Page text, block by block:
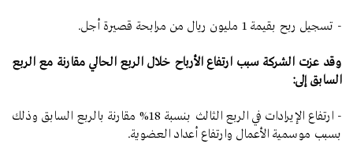
- تسجيل ربح بقيمة 1 مليون ريال من مرابحة قصيرة أجل.
وقد عزت الشركة سبب ارتفاع الأرباح خلال الربع الحالي مقارنة مع الربع
السابق إلى:
- ارتفاع الإيرادات في الربع الثالث بنسبة 18% مقارنة بالربع السابق وذلك
بسبب موسمية الأعمال وارتفاع أعداد العضوية.